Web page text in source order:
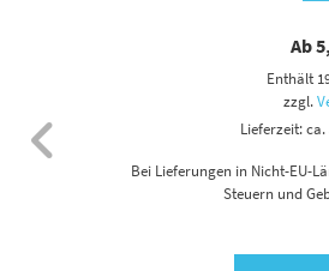
Ab
Enthält
zzgl.
Lieferzeit:
Bei Lieferungen in Nicht-EU-
Steuern und